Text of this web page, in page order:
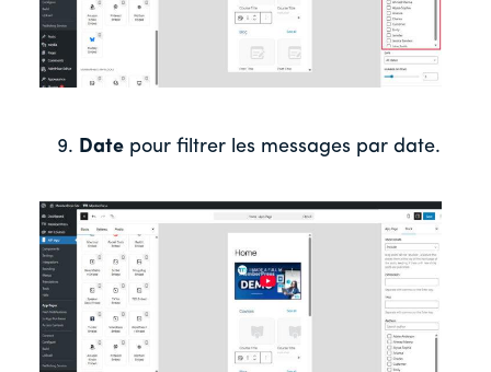
Date pour filtrer les messages par date.